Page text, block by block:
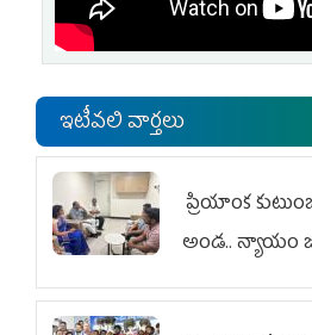
ఇటీవలి వార్తలు
ప్రియాంక
అండ.. న్యాయం